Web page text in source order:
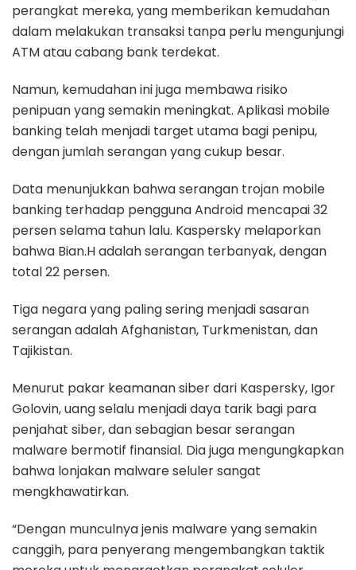
perangkat mereka, yang memberikan kemudahan
dalam melakukan transaksi tanpa perlu mengunjungi
ATM atau cabang bank terdekat.
Namun, kemudahan ini juga membawa risiko
penipuan yang semakin meningkat. Aplikasi mobile
banking telah menjadi target utama bagi penipu,
dengan jumlah serangan yang cukup besar.
Data menunjukkan bahwa serangan trojan mobile
banking terhadap pengguna Android mencapai 32
persen selama tahun lalu. Kaspersky melaporkan
bahwa Bian.H adalah serangan terbanyak, dengan
total 22 persen.
Tiga negara yang paling sering menjadi sasaran
serangan adalah Afghanistan, Turkmenistan, dan
Tajikistan.
Menurut pakar keamanan siber dari Kaspersky, Igor
Golovin, uang selalu menjadi daya tarik bagi para
penjahat siber, dan sebagian besar serangan
malware bermotif finansial. Dia juga mengungkapkan
bahwa lonjakan malware seluler sangat
mengkhawatirkan.
“Dengan munculnya jenis malware yang semakin
canggih, para penyerang mengembangkan taktik